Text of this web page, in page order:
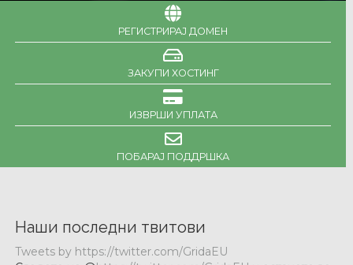
РЕГИСТРИРАЈ ДОМЕН
ЗАКУПИ ХОСТИНГ
ИЗВРШИ УПЛАТА
ПОБАРАЈ ПОДДРШКА
Наши последни твитови
Tweets by https://twitter.com/GridaEU